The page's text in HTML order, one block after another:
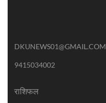
DKUNEWS01@GMAIL.COM
9415034002
राशिफल